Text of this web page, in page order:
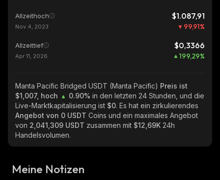
Allzeithoch $1.087,91
Nov 4, 2023 99,91%
Allzeittief $0,3366
Apr 11, 2026 199,29%
Manta Pacific Bridged USDT (Manta Pacific) Preis ist
$1,007, hoch
0.90% in den letzten 24 Stunden, und die
Live-Marktkapitalisierung ist $0. Es hat ein zirkulierendes
Angebot von 0 USDT Coins und ein maximales Angebot
von 2,041,309 USDT zusammen mit $12,69K 24h
Handelsvolumen.
Meine Notizen